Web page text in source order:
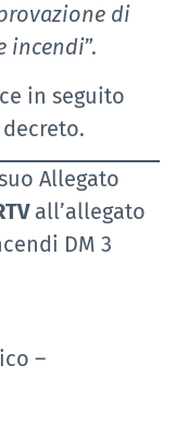
di
incendi”.
in seguito
Allegato
all’allegato
DM 3
–